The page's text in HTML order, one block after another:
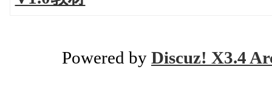
Powered by Discuz! X3.4